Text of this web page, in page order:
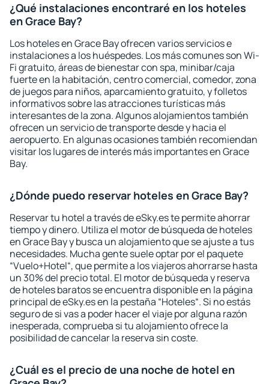
¿Qué instalaciones encontraré en los hoteles
en Grace Bay?
Los hoteles en Grace Bay ofrecen varios servicios e
instalaciones a los huéspedes. Los más comunes son Wi-
Fi gratuito, áreas de bienestar con spa, minibar/caja
fuerte en la habitación, centro comercial, comedor, zona
de juegos para niños, aparcamiento gratuito, y folletos
informativos sobre las atracciones turísticas más
interesantes de la zona. Algunos alojamientos también
ofrecen un servicio de transporte desde y hacia el
aeropuerto. En algunas ocasiones también recomiendan
visitar los lugares de interés más importantes en Grace
Bay.
¿Dónde puedo reservar hoteles en Grace Bay?
Reservar tu hotel a través de eSky.es te permite ahorrar
tiempo y dinero. Utiliza el motor de búsqueda de hoteles
en Grace Bay y busca un alojamiento que se ajuste a tus
necesidades. Mucha gente suele optar por el paquete
“Vuelo+Hotel“, que permite a los viajeros ahorrarse hasta
un 30% del precio total. El motor de búsqueda y reserva
de hoteles baratos se encuentra disponible en la página
principal de eSky.es en la pestaña “Hoteles“. Si no estás
seguro de si vas a poder hacer el viaje por alguna razón
inesperada, comprueba si tu alojamiento ofrece la
posibilidad de cancelar la reserva sin coste.
¿Cuál es el precio de una noche de hotel en